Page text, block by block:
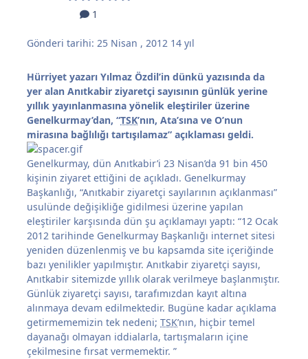
1
Gönderi tarihi:25 Nisan , 2012 14 yıl
Hürriyet yazarı Yılmaz Özdil’in dünkü yazısında da
yer alan Anıtkabir ziyaretçi sayısının günlük yerine
yıllık yayınlanmasına yönelik eleştiriler üzerine
Genelkurmay’dan, “TSK’nın, Ata’sına ve O’nun
mirasına bağlılığı tartışılamaz” açıklaması geldi.
Genelkurmay, dün Anıtkabir’i 23 Nisan’da 91 bin 450
kişinin ziyaret ettiğini de açıkladı. Genelkurmay
Başkanlığı, “Anıtkabir ziyaretçi sayılarının açıklanması”
usulünde değişikliğe gidilmesi üzerine yapılan
eleştiriler karşısında dün şu açıklamayı yaptı: “12 Ocak
2012 tarihinde Genelkurmay Başkanlığı internet sitesi
yeniden düzenlenmiş ve bu kapsamda site içeriğinde
bazı yenilikler yapılmıştır. Anıtkabir ziyaretçi sayısı,
Anıtkabir sitemizde yıllık olarak verilmeye başlanmıştır.
Günlük ziyaretçi sayısı, tarafımızdan kayıt altına
alınmaya devam edilmektedir. Bugüne kadar açıklama
getirmememizin tek nedeni;TSK’nın, hiçbir temel
dayanağı olmayan iddialarla, tartışmaların içine
çekilmesine fırsat vermemektir. ”